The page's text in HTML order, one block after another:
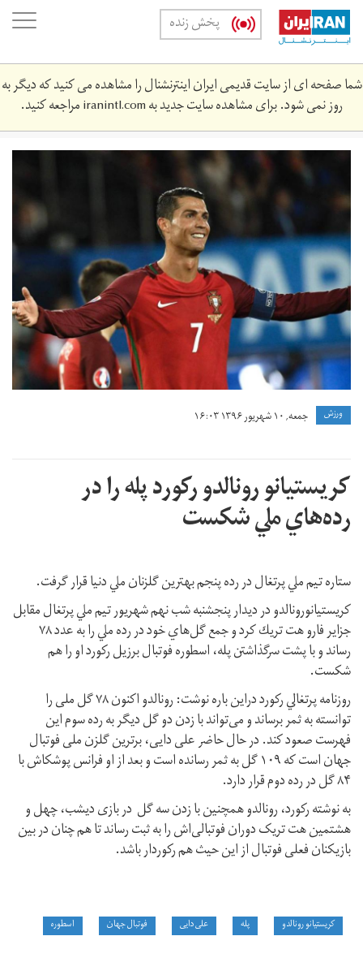
Skip
main
content
پخش زنده
شما صفحه ای از سایت قدیمی ایران اینترنشنال را مشاهده می کنید که دیگر به
روز نمی شود. برای مشاهده سایت جدید بهiranintl.comمراجعه کنید.
1466282179_114184_1466282251_noticia_normal.jpg
ورزش جمعه, ۱۰ شهریور ۱۳۹۶ ۱۶:۰۳
كريستيانو رونالدو ركورد پله را در
رده‌هاي ملي شكست
ستاره تيم ملي پرتغال در رده پنجم بهترين گلزنان ملي دنيا قرار گرفت.
کریستیانورونالدو در ديدار پنجشنبه شب نهم شهریور تيم ملي پرتغال مقابل
جزاير فارو هت تريك كرد و جمع گل‌هاي خود در رده ملي را به عدد ٧٨
رساند و با پشت سرگذاشتن پله، اسطوره فوتبال برزيل ركورد او را هم
شكست.
روزنامه پرتغالي ركورد دراين باره نوشت: رونالدو اكنون ٧٨ گل ملی را
توانسته به ثمر برساند و می‌تواند با زدن دو گل دیگر به رده سوم این
فهرست صعود کند. در حال‌ حاضر علی دایی، برترین گلزن ملی فوتبال
جهان است که ۱۰۹ گل به ثمر رسانده است و بعد از او فرانس پوشکاش با
۸۴ گل در رده دوم قرار دارد.
به نوشته ركورد، رونالدو همچنین با زدن سه گل در بازی دیشب، چهل و
هشتمین هت تریک دوران فوتبالی‌اش را به ثبت رساند تا هم چنان در بین
بازیکنان فعلی فوتبال از این حیث هم رکوردار باشد.
كريستيانو رونالدو پله علی دایی فوتبال جهان اسطوره